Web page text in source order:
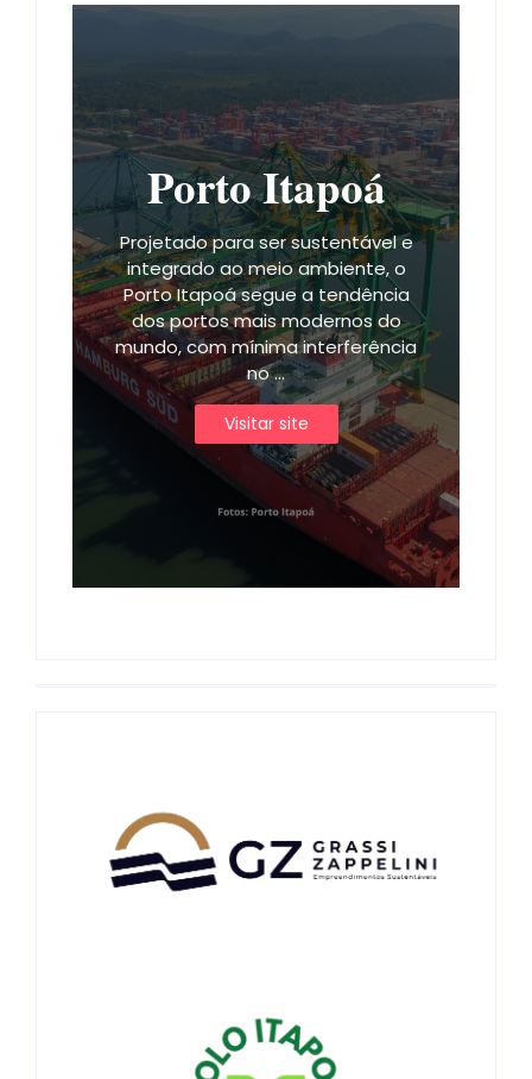
Porto Itapoá
Projetado para ser sustentável e
integrado ao meio ambiente, o
Porto Itapoá segue a tendência
dos portos mais modernos do
mundo, com mínima interferência
no ...
Visitar site